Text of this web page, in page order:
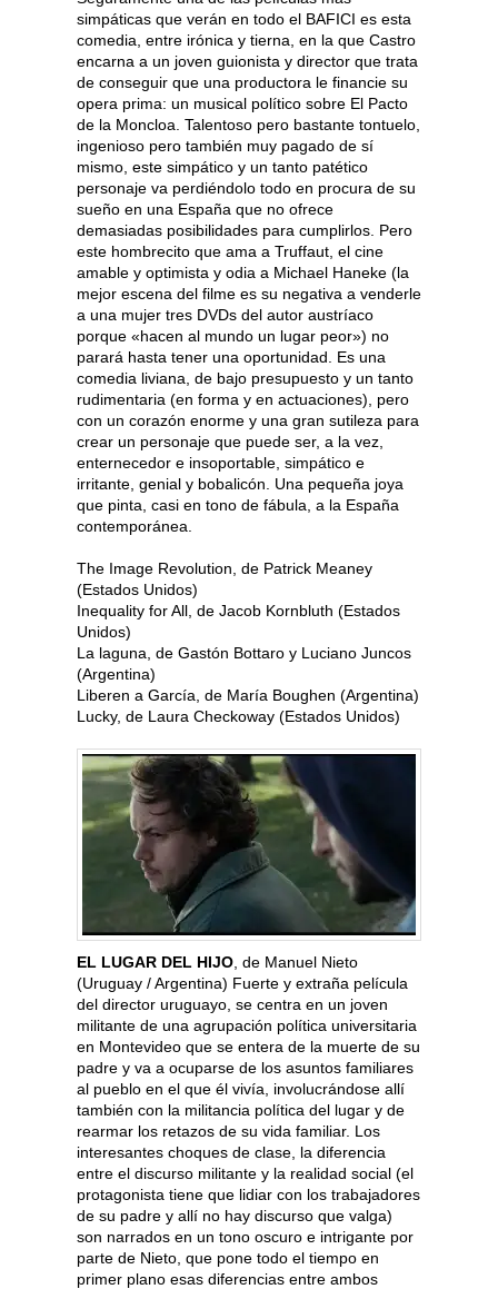
simpáticas que verán en todo el BAFICI es esta
comedia, entre irónica y tierna, en la que Castro
encarna a un joven guionista y director que trata
de conseguir que una productora le financie su
opera prima: un musical político sobre El Pacto
de la Moncloa. Talentoso pero bastante tontuelo,
ingenioso pero también muy pagado de sí
mismo, este simpático y un tanto patético
personaje va perdiéndolo todo en procura de su
sueño en una España que no ofrece
demasiadas posibilidades para cumplirlos. Pero
este hombrecito que ama a Truffaut, el cine
amable y optimista y odia a Michael Haneke (la
mejor escena del filme es su negativa a venderle
a una mujer tres DVDs del autor austríaco
porque «hacen al mundo un lugar peor») no
parará hasta tener una oportunidad. Es una
comedia liviana, de bajo presupuesto y un tanto
rudimentaria (en forma y en actuaciones), pero
con un corazón enorme y una gran sutileza para
crear un personaje que puede ser, a la vez,
enternecedor e insoportable, simpático e
irritante, genial y bobalicón. Una pequeña joya
que pinta, casi en tono de fábula, a la España
contemporánea.
The Image Revolution, de Patrick Meaney
(Estados Unidos)
Inequality for All, de Jacob Kornbluth (Estados
Unidos)
La laguna, de Gastón Bottaro y Luciano Juncos
(Argentina)
Liberen a García, de María Boughen (Argentina)
Lucky, de Laura Checkoway (Estados Unidos)
EL LUGAR DEL HIJO , de Manuel Nieto
(Uruguay / Argentina) Fuerte y extraña película
del director uruguayo, se centra en un joven
militante de una agrupación política universitaria
en Montevideo que se entera de la muerte de su
padre y va a ocuparse de los asuntos familiares
al pueblo en el que él vivía, involucrándose allí
también con la militancia política del lugar y de
rearmar los retazos de su vida familiar. Los
interesantes choques de clase, la diferencia
entre el discurso militante y la realidad social (el
protagonista tiene que lidiar con los trabajadores
de su padre y allí no hay discurso que valga)
son narrados en un tono oscuro e intrigante por
parte de Nieto, que pone todo el tiempo en
primer plano esas diferencias entre ambos